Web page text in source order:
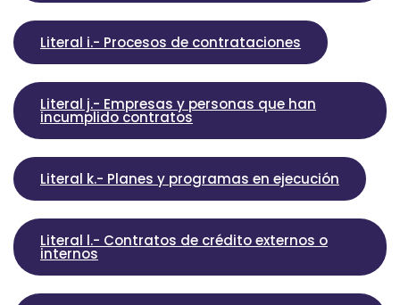
Literal i.- Procesos de contrataciones
Literal j.- Empresas y personas que han
incumplido contratos
Literal k.- Planes y programas en ejecución
Literal l.- Contratos de crédito externos o
internos